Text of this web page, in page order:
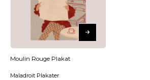
Moulin Rouge Plakat
Maladroit Plakater